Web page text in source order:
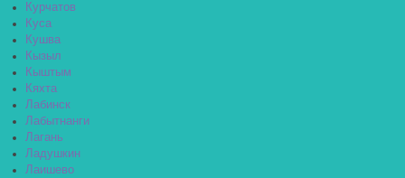
Курчатов
Куса
Кушва
Кызыл
Кыштым
Кяхта
Лабинск
Лабытнанги
Лагань
Ладушкин
Лаишево